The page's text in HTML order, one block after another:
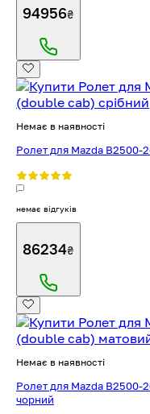
94956₴
Немає в наявності
Ролет для Mazda B2500-
немає відгуків
86234₴
Немає в наявності
Ролет для Mazda B2500-
чорний